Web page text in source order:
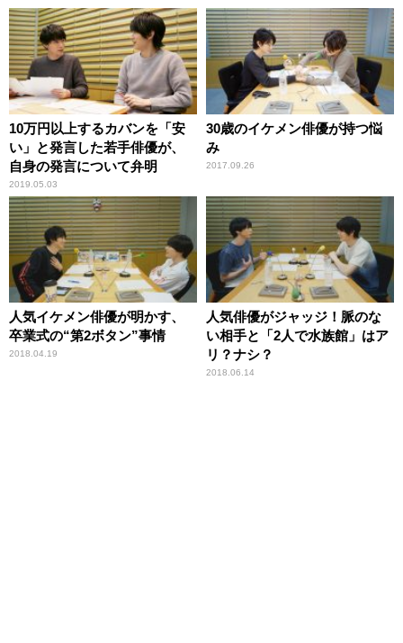
10万円以上するカバンを「安
い」と発言した若手俳優が、
自身の発言について弁明
2019.05.03
30歳のイケメン俳優が持つ悩
み
2017.09.26
人気イケメン俳優が明かす、
卒業式の“第2ボタン”事情
2018.04.19
人気俳優がジャッジ！脈のな
い相手と「2人で水族館」はア
リ？ナシ？
2018.06.14